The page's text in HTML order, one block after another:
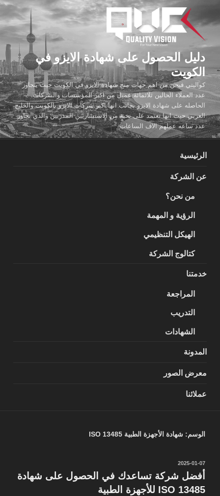
المحتوى
دليل الحصول على شهادة الايزو في
الكويت
كواليتي فيجن من اهم جهات منح شهادة الايزو في الكويت حيث يتجاوز
عدد العملاء الحالين ثلاثمائة عميل من اكبر المؤسسات والشركات
الحاصله على شهادة الايزو بجانب انها اكبر شركات الايزو بالكويت والخليج
العربي حيث انها تعتمد على نخبة من الاستشاريين المدربين والذي تجاوز
عدد ساعه عملهم الاف الساعات
الرئيسية
عن الشركة
من نحن؟
الرؤية و المهمة
الهيكل التنظيمي
كتالوج الشركة
خدمتنا
المراجعة
التدريب
الشهادات
المدونة
معرض الصور
عملائنا
الوسم: شهادة الأجهزة الطبية ISO 13485
نُشر
في
2025-01-07
أفضل شركة تساعدك في الحصول على شهادة
ISO 13485 للأجهزة الطبية